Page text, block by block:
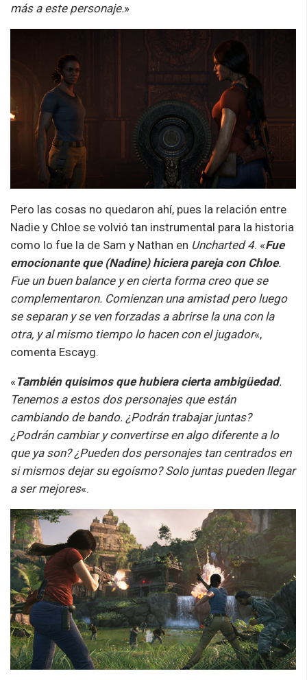
más a este personaje.»
Pero las cosas no quedaron ahí, pues la relación entre
Nadie y Chloe se volvió tan instrumental para la historia
como lo fue la de Sam y Nathan en Uncharted 4. «Fue
emocionante que (Nadine) hiciera pareja con Chloe.
Fue un buen balance y en cierta forma creo que se
complementaron. Comienzan una amistad pero luego
se separan y se ven forzadas a abrirse la una con la
otra, y al mismo tiempo lo hacen con el jugador«,
comenta Escayg.
« También quisimos que hubiera cierta ambigüedad.
Tenemos a estos dos personajes que están
cambiando de bando. ¿Podrán trabajar juntas?
¿Podrán cambiar y convertirse en algo diferente a lo
que ya son? ¿Pueden dos personajes tan centrados en
si mismos dejar su egoísmo? Solo juntas pueden llegar
a ser mejores«.